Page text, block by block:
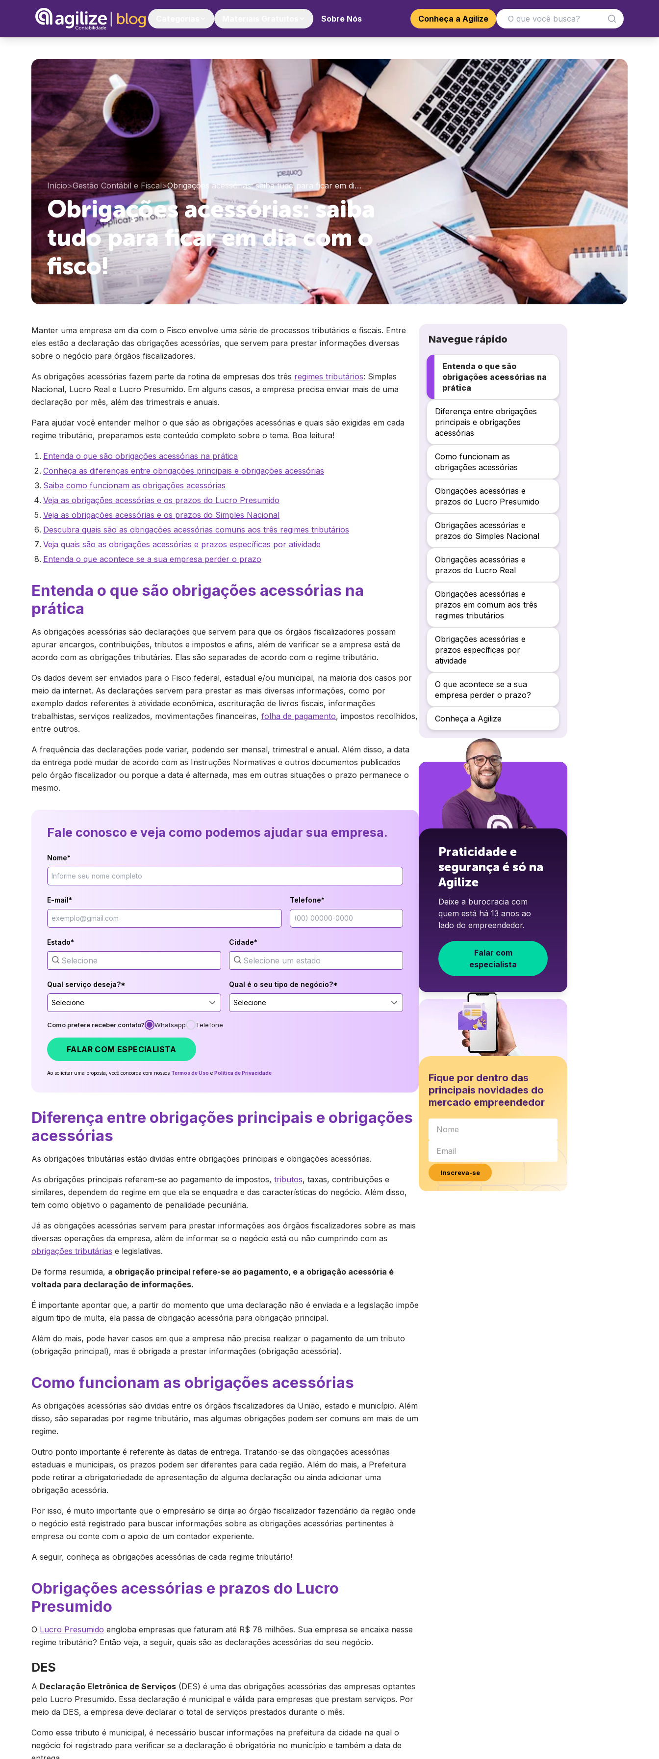
Sobre Nós Conheça a Agilize
Início>Gestão Contábil e Fiscal>Obrigações acessórias: saiba tudo para ficar em di…
Obrigações acessórias: saiba
tudo para ficar em dia com o
fisco!
Manter uma empresa em dia com o Fisco envolve uma série de processos tributários e fiscais. Entre
eles estão a declaração das obrigações acessórias, que servem para prestar informações diversas
sobre o negócio para órgãos fiscalizadores.
As obrigações acessórias fazem parte da rotina de empresas dos três regimes tributários: Simples
Nacional, Lucro Real e Lucro Presumido. Em alguns casos, a empresa precisa enviar mais de uma
declaração por mês, além das trimestrais e anuais.
Para ajudar você entender melhor o que são as obrigações acessórias e quais são exigidas em cada
regime tributário, preparamos este conteúdo completo sobre o tema. Boa leitura!
Entenda o que são obrigações acessórias na prática
Conheça as diferenças entre obrigações principais e obrigações acessórias
Saiba como funcionam as obrigações acessórias
Veja as obrigações acessórias e os prazos do Lucro Presumido
Veja as obrigações acessórias e os prazos do Simples Nacional
Descubra quais são as obrigações acessórias comuns aos três regimes tributários
Veja quais são as obrigações acessórias e prazos específicas por atividade
Entenda o que acontece se a sua empresa perder o prazo
Entenda o que são obrigações acessórias na
prática
As obrigações acessórias são declarações que servem para que os órgãos fiscalizadores possam
apurar encargos, contribuições, tributos e impostos e afins, além de verificar se a empresa está de
acordo com as obrigações tributárias. Elas são separadas de acordo com o regime tributário.
Os dados devem ser enviados para o Fisco federal, estadual e/ou municipal, na maioria dos casos por
meio da internet. As declarações servem para prestar as mais diversas informações, como por
exemplo dados referentes à atividade econômica, escrituração de livros fiscais, informações
trabalhistas, serviços realizados, movimentações financeiras, folha de pagamento, impostos recolhidos,
entre outros.
A frequência das declarações pode variar, podendo ser mensal, trimestral e anual. Além disso, a data
da entrega pode mudar de acordo com as Instruções Normativas e outros documentos publicados
pelo órgão fiscalizador ou porque a data é alternada, mas em outras situações o prazo permanece o
mesmo.
Fale conosco e veja como podemos ajudar sua empresa.
Nome*
E-mail* Telefone*
Estado* Cidade*
Qual serviço deseja?*
Selecione
Qual é o seu tipo de negócio?*
Selecione
Como prefere receber contato? Whatsapp Telefone
FALAR COM ESPECIALISTA
Ao solicitar uma proposta, você concorda com nossos Termos de Uso e Política de Privacidade
Diferença entre obrigações principais e obrigações
acessórias
As obrigações tributárias estão dividas entre obrigações principais e obrigações acessórias.
As obrigações principais referem-se ao pagamento de impostos, tributos, taxas, contribuições e
similares, dependem do regime em que ela se enquadra e das características do negócio. Além disso,
tem como objetivo o pagamento de penalidade pecuniária.
Já as obrigações acessórias servem para prestar informações aos órgãos fiscalizadores sobre as mais
diversas operações da empresa, além de informar se o negócio está ou não cumprindo com as
obrigações tributárias e legislativas.
De forma resumida, a obrigação principal refere-se ao pagamento, e a obrigação acessória é
voltada para declaração de informações.
É importante apontar que, a partir do momento que uma declaração não é enviada e a legislação impõe
algum tipo de multa, ela passa de obrigação acessória para obrigação principal.
Além do mais, pode haver casos em que a empresa não precise realizar o pagamento de um tributo
(obrigação principal), mas é obrigada a prestar informações (obrigação acessória).
Como funcionam as obrigações acessórias
As obrigações acessórias são dividas entre os órgãos fiscalizadores da União, estado e município. Além
disso, são separadas por regime tributário, mas algumas obrigações podem ser comuns em mais de um
regime.
Outro ponto importante é referente às datas de entrega. Tratando-se das obrigações acessórias
estaduais e municipais, os prazos podem ser diferentes para cada região. Além do mais, a Prefeitura
pode retirar a obrigatoriedade de apresentação de alguma declaração ou ainda adicionar uma
obrigação acessória.
Por isso, é muito importante que o empresário se dirija ao órgão fiscalizador fazendário da região onde
o negócio está registrado para buscar informações sobre as obrigações acessórias pertinentes à
empresa ou conte com o apoio de um contador experiente.
A seguir, conheça as obrigações acessórias de cada regime tributário!
Obrigações acessórias e prazos do Lucro
Presumido
O Lucro Presumido engloba empresas que faturam até R$ 78 milhões. Sua empresa se encaixa nesse
regime tributário? Então veja, a seguir, quais são as declarações acessórias do seu negócio.
DES
A Declaração Eletrônica de Serviços (DES) é uma das obrigações acessórias das empresas optantes
pelo Lucro Presumido. Essa declaração é municipal e válida para empresas que prestam serviços. Por
meio da DES, a empresa deve declarar o total de serviços prestados durante o mês.
Como esse tributo é municipal, é necessário buscar informações na prefeitura da cidade na qual o
negócio foi registrado para verificar se a declaração é obrigatória no município e também a data de
Navegue rápido
Entenda o que são
obrigações acessórias na
prática
Diferença entre obrigações
principais e obrigações
acessórias
Como funcionam as
obrigações acessórias
Obrigações acessórias e
prazos do Lucro Presumido
Obrigações acessórias e
prazos do Simples Nacional
Obrigações acessórias e
prazos do Lucro Real
Obrigações acessórias e
prazos em comum aos três
regimes tributários
Obrigações acessórias e
prazos específicas por
atividade
O que acontece se a sua
empresa perder o prazo?
Conheça a Agilize
Praticidade e
segurança é só na
Agilize
Deixe a burocracia com
quem está há 13 anos ao
lado do empreendedor.
Falar com
especialista
Fique por dentro das
principais novidades do
mercado empreendedor
Inscreva-se